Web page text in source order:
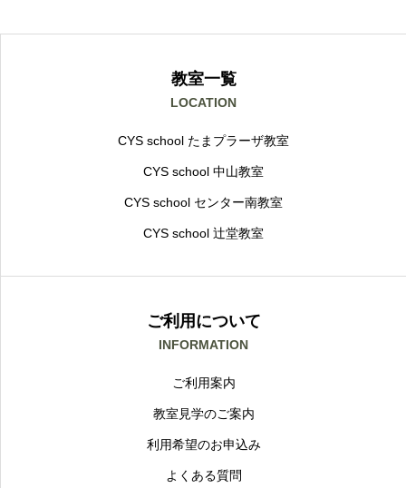
教室一覧
LOCATION
CYS school たまプラーザ教室
CYS school 中山教室
CYS school センター南教室
CYS school 辻堂教室
ご利用について
INFORMATION
ご利用案内
教室見学のご案内
利用希望のお申込み
よくある質問